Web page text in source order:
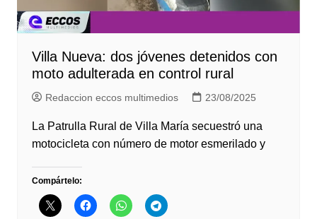
Villa Nueva: dos jóvenes detenidos con
moto adulterada en control rural
Redaccion eccos multimedios 23/08/2025
La Patrulla Rural de Villa María secuestró una
motocicleta con número de motor esmerilado y
Compártelo: